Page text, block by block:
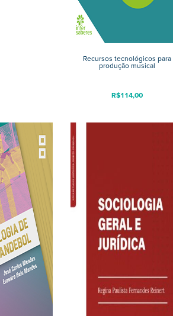
Recursos tecnológicos para
produção musical
R$114,00